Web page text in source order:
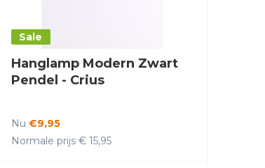
Sale
Hanglamp Modern Zwart
Pendel - Crius
Nu €9,95
Normale prijs € 15,95